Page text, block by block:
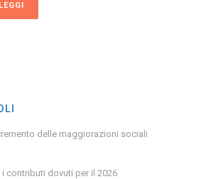
LEGGI
delle maggiorazioni sociali
contributi dovuti per il 2026